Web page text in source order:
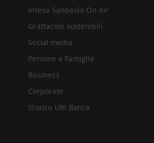
Intesa Sanpaolo On Air
Grattacieli sostenibili
Social media
Persone e Famiglie
Business
Corporate
Storico UBI Banca